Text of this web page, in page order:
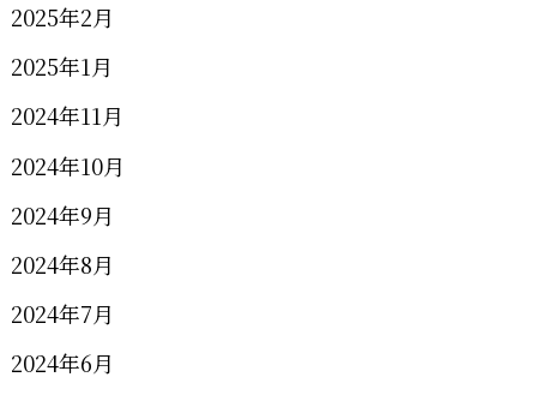
2025年2月
2025年1月
2024年11月
2024年10月
2024年9月
2024年8月
2024年7月
2024年6月